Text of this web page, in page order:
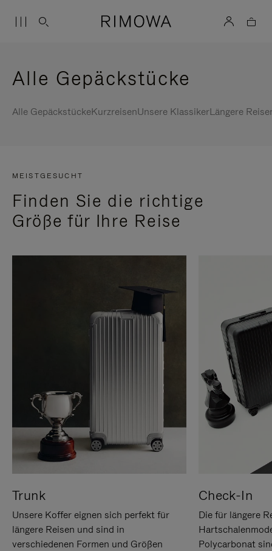
Alle Gepäckstücke
Alle GepäckstückeKurzreisenUnsere KlassikerLängere
MEISTGESUCHT
Finden Sie die richtige
Größe für Ihre Reise
Trunk
Unsere Koffer eignen sich perfekt für
längere Reisen und sind in
verschiedenen Formen und Größen
Check-In
Die für längere
Polycarbonat